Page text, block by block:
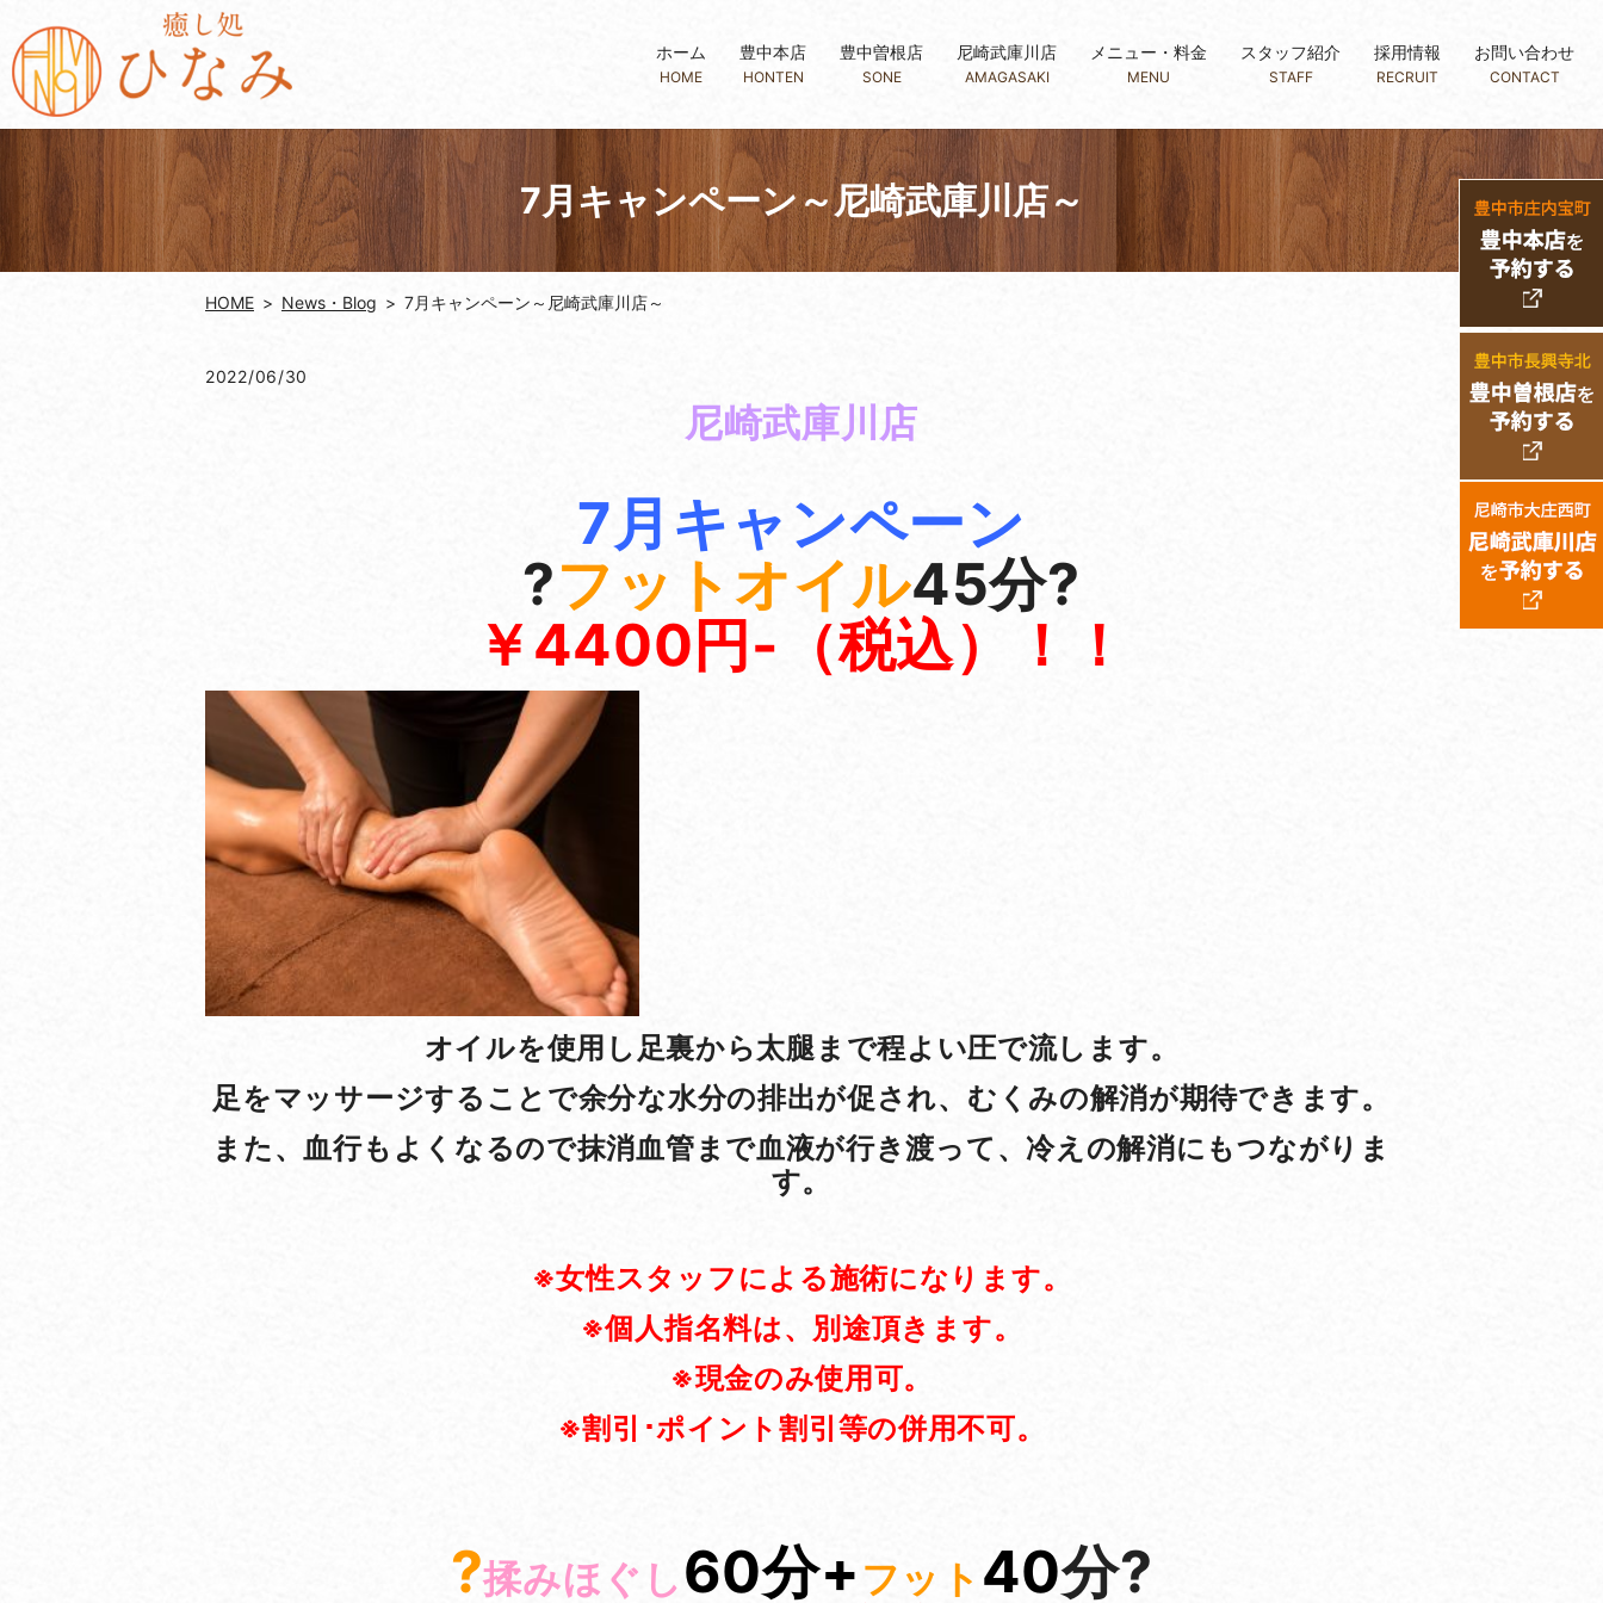
ホーム
HOME
豊中本店
HONTEN
豊中曽根店
SONE
尼崎武庫川店
AMAGASAKI
メニュー・料金
MENU
スタッフ紹介
STAFF
採用情報
RECRUIT
お問い合わせ
CONTACT
7月キャンペーン～尼崎武庫川店～
HOME News・Blog 7月キャンペーン～尼崎武庫川店～
2022/06/30
尼崎武庫川店
7月キャンペーン
?フットオイル45分?
￥4400円-（税込）！！
オイルを使用し足裏から太腿まで程よい圧で流します。
足をマッサージすることで余分な水分の排出が促され、むくみの解消が期待できます。
また、血行もよくなるので抹消血管まで血液が行き渡って、冷えの解消にもつながりま
す。
※女性スタッフによる施術になります。
※個人指名料は、別途頂きます。
※現金のみ使用可。
※割引･ポイント割引等の併用不可。
?揉みほぐし60分+ フット 40分?